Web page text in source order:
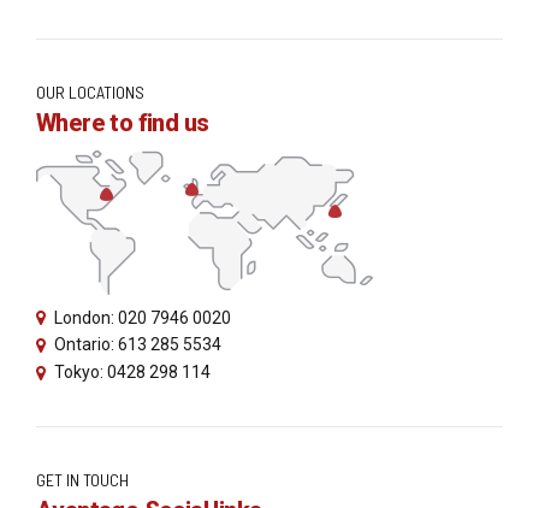
OUR LOCATIONS
Where to find us
London: 020 7946 0020
Ontario: 613 285 5534
Tokyo: 0428 298 114
GET IN TOUCH